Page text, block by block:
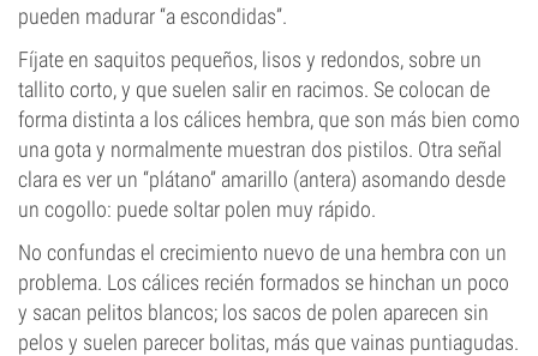
pueden madurar “a escondidas”.
Fíjate en saquitos pequeños, lisos y redondos, sobre un
tallito corto, y que suelen salir en racimos. Se colocan de
forma distinta a los cálices hembra, que son más bien como
una gota y normalmente muestran dos pistilos. Otra señal
clara es ver un “plátano” amarillo (antera) asomando desde
un cogollo: puede soltar polen muy rápido.
No confundas el crecimiento nuevo de una hembra con un
problema. Los cálices recién formados se hinchan un poco
y sacan pelitos blancos; los sacos de polen aparecen sin
pelos y suelen parecer bolitas, más que vainas puntiagudas.